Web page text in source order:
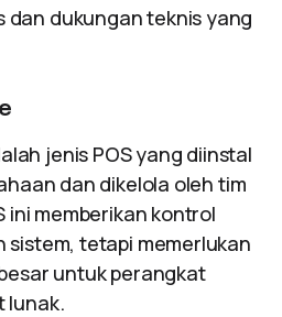
dan dukungan teknis yang
jenis POS yang diinstal
dan dikelola oleh tim
ini memberikan kontrol
sistem, tetapi memerlukan
untuk perangkat
lunak.